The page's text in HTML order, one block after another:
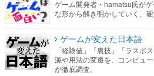
ゲーム開発者・hamatsu氏が
な形から解き明かしていく、
ゲームが変えた日本語
「経験値」「裏技」「ラスボ
源や用法の変遷を、コンピュ
が徹底調査。